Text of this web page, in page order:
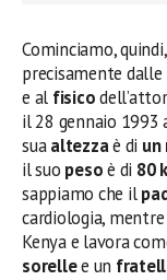
Cominciamo,
precisamente
e al fisico
il 28 gennaio 1993
suaaltezzaè di
il suo pesoè di 80
sappiamo che il
cardiologia,
Kenya e lavora
sorellee un